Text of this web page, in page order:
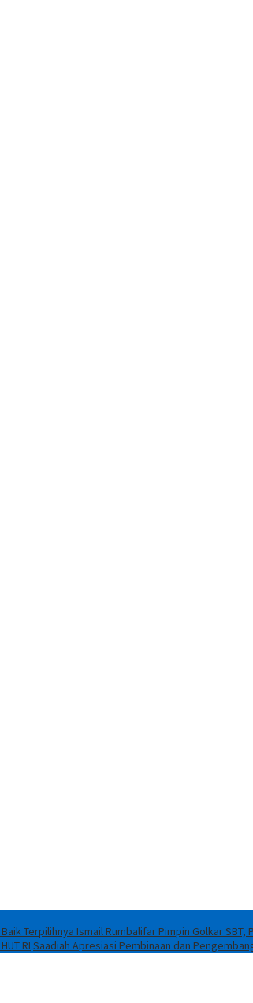
Terpilihnya Ismail Rumbalifar Pimpin Golkar SBT,
RI Saadiah Apresiasi Pembinaan dan